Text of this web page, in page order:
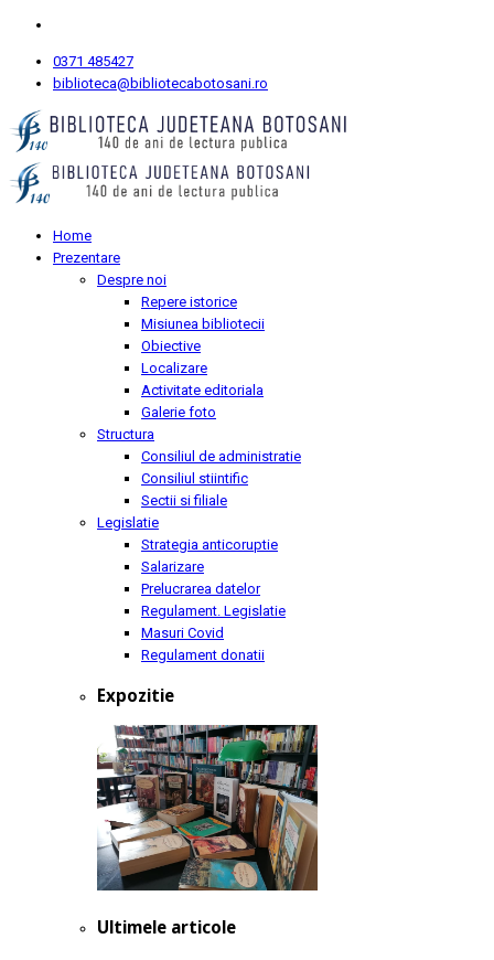
0371 485427
biblioteca@bibliotecabotosani.ro
Home
Prezentare
Despre noi
Repere istorice
Misiunea bibliotecii
Obiective
Localizare
Activitate editoriala
Galerie foto
Structura
Consiliul de administratie
Consiliul stiintific
Sectii si filiale
Legislatie
Strategia anticoruptie
Salarizare
Prelucrarea datelor
Regulament. Legislatie
Masuri Covid
Regulament donatii
Expozitie
Ultimele articole